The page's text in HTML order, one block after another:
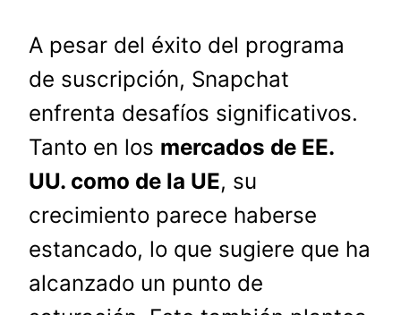
A pesar del éxito del programa
de suscripción, Snapchat
enfrenta desafíos significativos.
Tanto en los mercados de EE.
UU. como de la UE, su
crecimiento parece haberse
estancado, lo que sugiere que ha
alcanzado un punto de